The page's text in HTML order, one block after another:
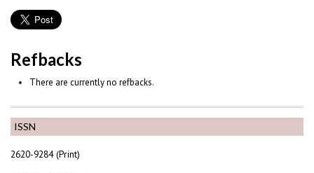
ISSN
2620-9284 (Print)
Refbacks
There are currently no refbacks.